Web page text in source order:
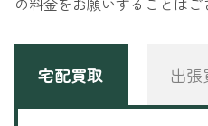
宅配買取 出張